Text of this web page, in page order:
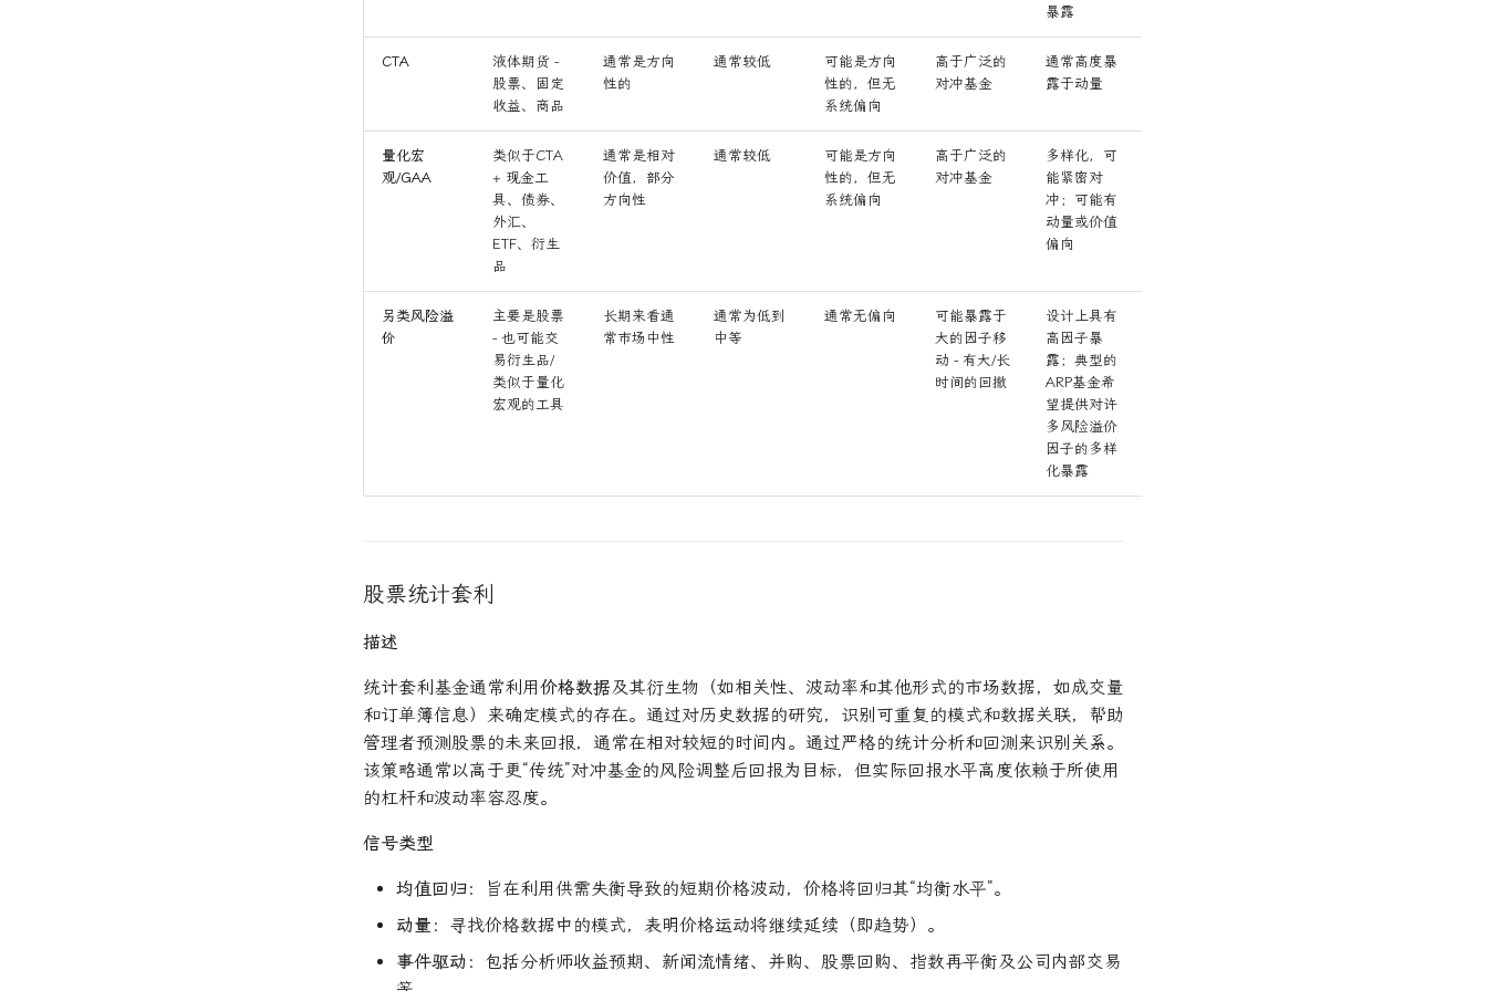
暴露
CTA
液体期货 -
股票、固定
收益、商品
通常是方向
性的
通常较低
可能是方向
性的，但无
系统偏向
高于广泛的
对冲基金
通常高度暴
露于动量
量化宏
观/GAA
类似于CTA
+ 现金工
具、债券、
外汇、
ETF、衍生
品
通常是相对
价值，部分
方向性
通常较低
可能是方向
性的，但无
系统偏向
高于广泛的
对冲基金
多样化，可
能紧密对
冲；可能有
动量或价值
偏向
另类风险溢
价
主要是股票
- 也可能交
易衍生品/
类似于量化
宏观的工具
长期来看通
常市场中性
通常为低到
中等
通常无偏向
可能暴露于
大的因子移
动 - 有大/长
时间的回撤
设计上具有
高因子暴
露；典型的
ARP基金希
望提供对许
多风险溢价
因子的多样
化暴露
股票统计套利
描述
统计套利基金通常利用 价格数据及其衍生物（如相关性、波动率和其他形式的市场数据，如成交量
和订单簿信息）来确定模式的存在。通过对历史数据的研究，识别可重复的模式和数据关联，帮助
管理者预测股票的未来回报，通常在相对较短的时间内。通过严格的统计分析和回测来识别关系。
该策略通常以高于更“传统”对冲基金的风险调整后回报为目标，但实际回报水平高度依赖于所使用
的杠杆和波动率容忍度。
信号类型
均值回归：旨在利用供需失衡导致的短期价格波动，价格将回归其“均衡水平”。
动量 ：寻找价格数据中的模式，表明价格运动将继续延续（即趋势）。
事件驱动 ：包括分析师收益预期、新闻流情绪、并购、股票回购、指数再平衡及公司内部交易